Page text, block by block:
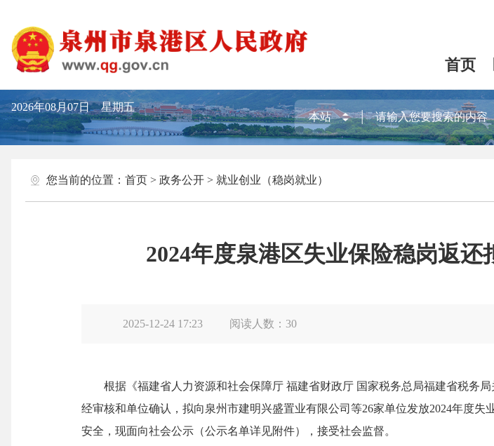
首页
2026年08月07日 星期五
您当前的位置： 首页 > 政务公开 > 就业创业（稳岗就业）
2024年度泉港区失业保险稳岗返
2025-12-24 17:23 阅读人数： 30
根据《福建省人力资源和社会保障厅 福建省财政厅 国家税务总局福建省税务局
经审核和单位确认，拟向泉州市建明兴盛置业有限公司等26家单位发放2024年度
安全，现面向社会公示（公示名单详见附件），接受社会监督。